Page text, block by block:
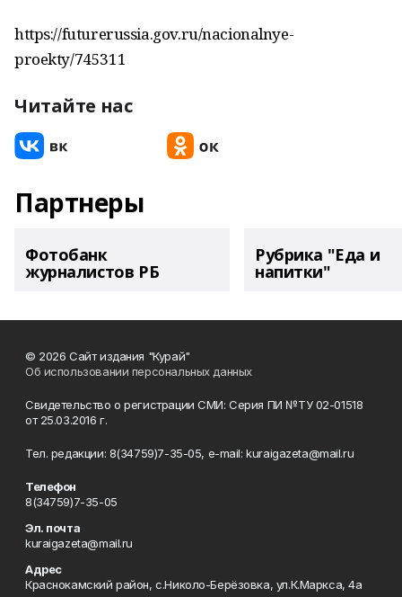
https://futurerussia.gov.ru/nacionalnye-
proekty/745311
Читайте нас
Партнеры
Фотобанк
журналистов РБ
Рубрика "Еда и
напитки"
© 2026 Сайт издания "Курай"
Об использовании персональных данных
Свидетельство о регистрации СМИ: Серия ПИ №ТУ 02-01518
от 25.03.2016 г.
Тел. редакции: 8(34759)7-35-05, e-mail: kuraigazeta@mail.ru
Телефон
8(34759)7-35-05
Эл. почта
kuraigazeta@mail.ru
Адрес
Краснокамский район, с.Николо-Берёзовка, ул.К.Маркса, 4а